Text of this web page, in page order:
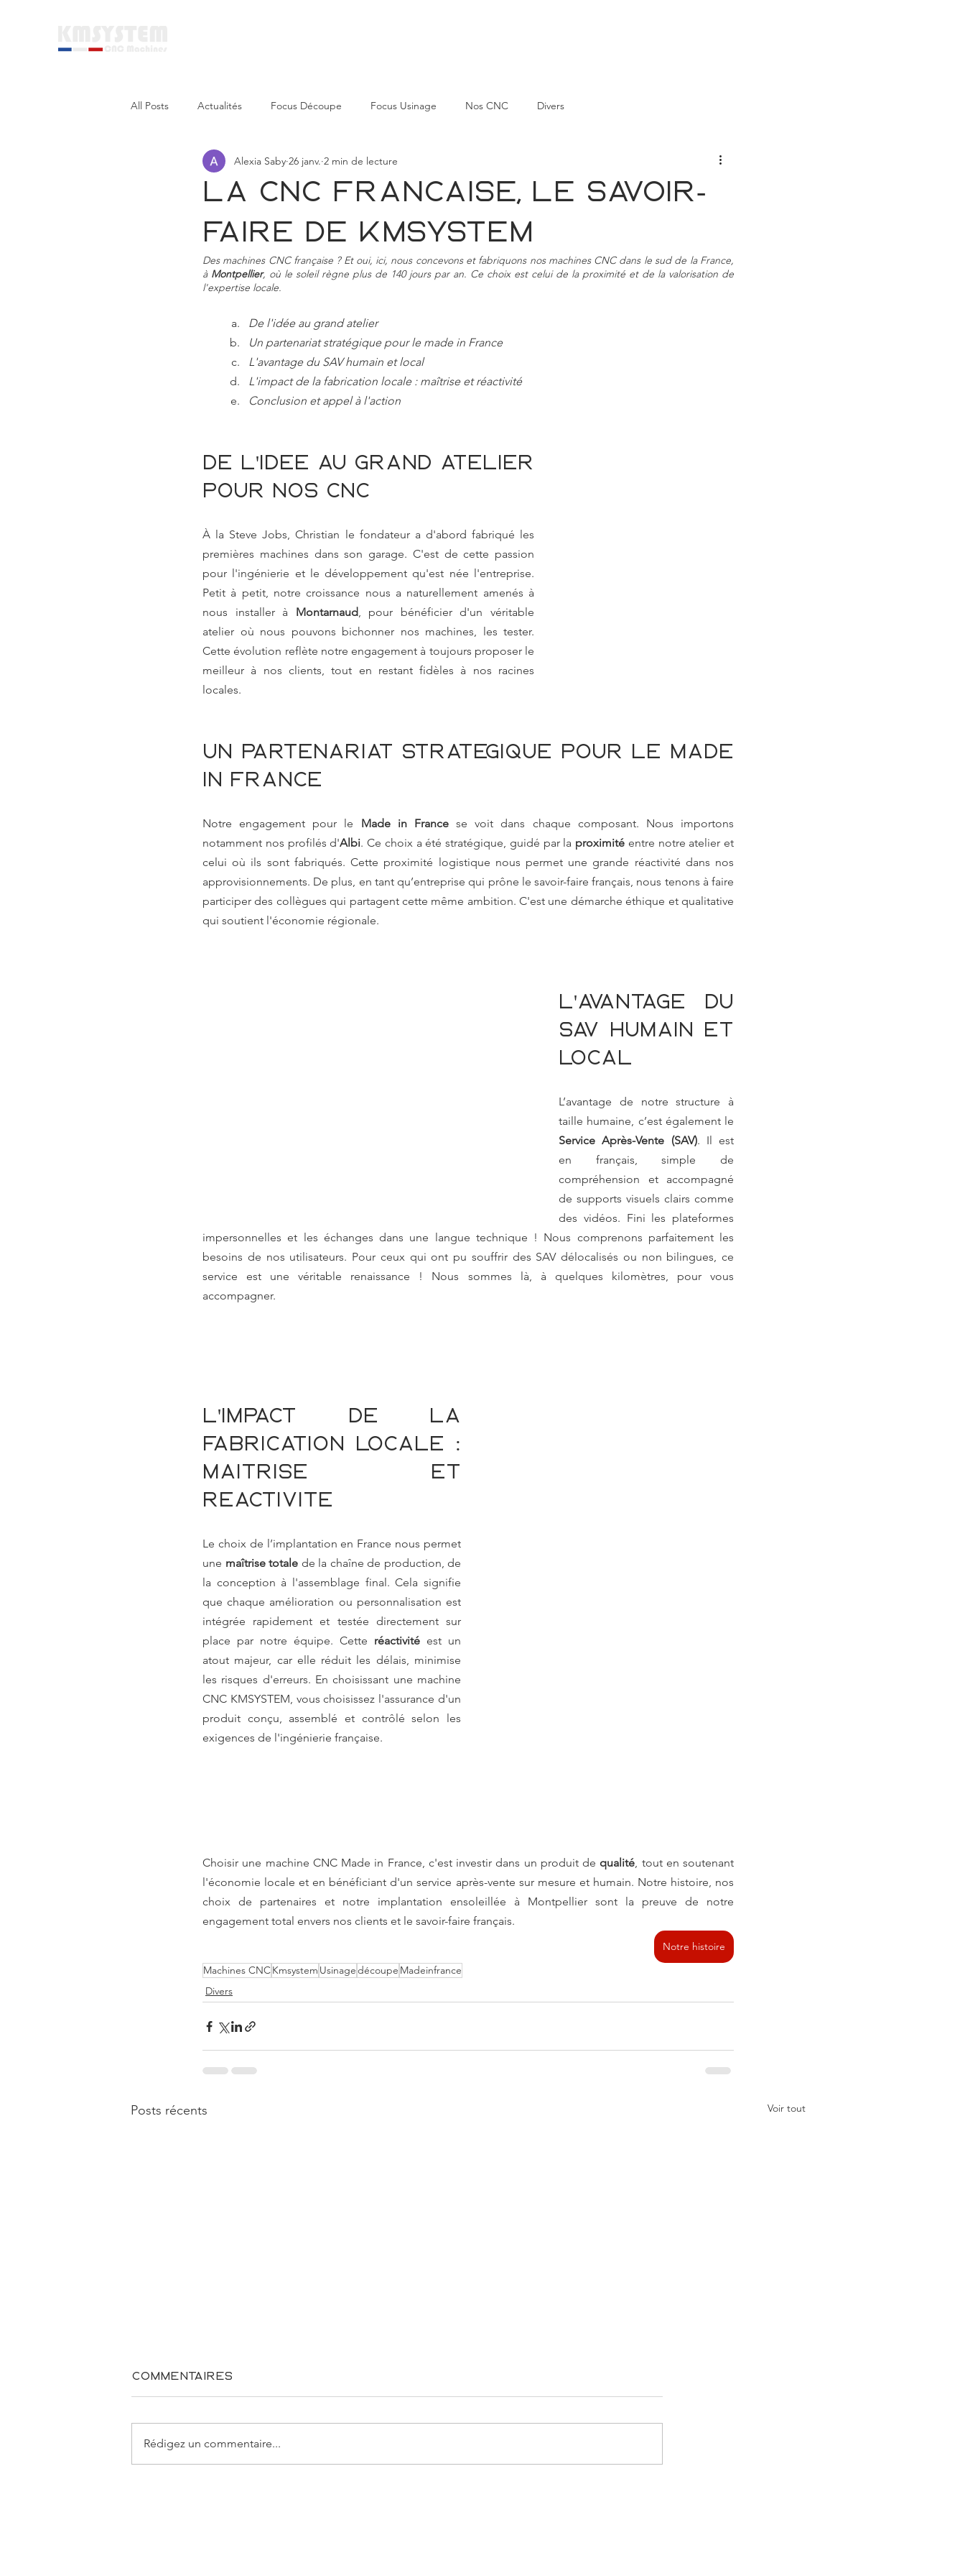
All Posts Actualités Focus Découpe Focus Usinage Nos CNC Divers
La CNC française, le savoir-
faire de KMSYSTEM
Alexia Saby 26 janv. 2 min de lecture
Des machines CNC française ? Et oui, ici, nous concevons et fabriquons nos machines CNC dans le sud de la France,
à Montpellier, où le soleil règne plus de 140 jours par an. Ce choix est celui de la proximité et de la valorisation de
l'expertise locale.
De l'idée au grand atelier
Un partenariat stratégique pour le made in France
L'avantage du SAV humain et local
L'impact de la fabrication locale : maîtrise et réactivité
Conclusion et appel à l'action
De l'idée au grand atelier
pour nos CNC
À la Steve Jobs, Christian le fondateur a d'abord fabriqué les
premières machines dans son garage. C'est de cette passion
pour l'ingénierie et le développement qu'est née l'entreprise.
Petit à petit, notre croissance nous a naturellement amenés à
nous installer à Montarnaud, pour bénéficier d'un véritable
atelier où nous pouvons bichonner nos machines, les tester.
Cette évolution reflète notre engagement à toujours proposer le
meilleur à nos clients, tout en restant fidèles à nos racines
locales.
Un partenariat stratégique pour le made
in France
Notre engagement pour le Made in France se voit dans chaque composant. Nous importons
notamment nos profilés d'Albi. Ce choix a été stratégique, guidé par la proximité entre notre atelier et
celui où ils sont fabriqués. Cette proximité logistique nous permet une grande réactivité dans nos
approvisionnements. De plus, en tant qu’entreprise qui prône le savoir-faire français, nous tenons à faire
participer des collègues qui partagent cette même ambition. C'est une démarche éthique et qualitative
qui soutient l'économie régionale.
L'avantage du
SAV humain et
local
L’avantage de notre structure à
Service Après-Vente (SAV). Il est
en français, simple de
compréhension et accompagné
de supports visuels clairs comme
des vidéos. Fini les plateformes
impersonnelles et les échanges dans une langue technique ! Nous comprenons parfaitement les
besoins de nos utilisateurs. Pour ceux qui ont pu souffrir des SAV délocalisés ou non bilingues, ce
service est une véritable renaissance ! Nous sommes là, à quelques kilomètres, pour vous
accompagner.
L'impact de la
fabrication locale :
maîtrise et
réactivité
Le choix de l’implantation en France nous permet
une maîtrise totale de la chaîne de production, de
la conception à l'assemblage final. Cela signifie
que chaque amélioration ou personnalisation est
intégrée rapidement et testée directement sur
place par notre équipe. Cette réactivité est un
atout majeur, car elle réduit les délais, minimise
les risques d'erreurs. En choisissant une machine
CNC KMSYSTEM, vous choisissez l'assurance d'un
produit conçu, assemblé et contrôlé selon les
exigences de l'ingénierie française.
Choisir une machine CNC Made in France, c'est investir dans un produit de qualité, tout en soutenant
l'économie locale et en bénéficiant d'un service après-vente sur mesure et humain. Notre histoire, nos
choix de partenaires et notre implantation ensoleillée à Montpellier sont la preuve de notre
engagement total envers nos clients et le savoir-faire français.
Notre histoire
Machines CNCKmsystem Usinagedécoupe Madeinfrance
Divers
Posts récents Voir tout
Commentaires
Rédigez un commentaire...